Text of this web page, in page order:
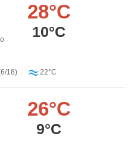
28°C
10°C
18) 22°C
26°C
9°C